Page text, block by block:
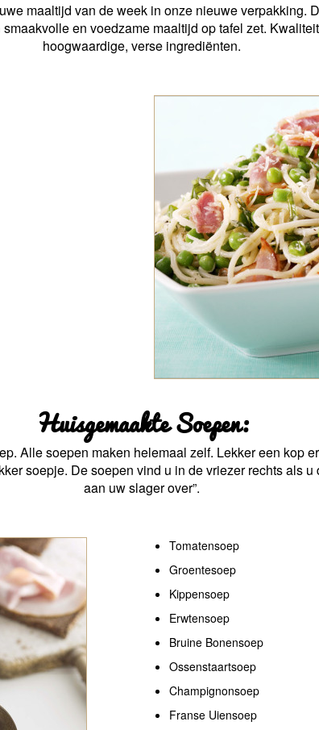
maaltijd van de week in onze nieuwe verpakking.
en voedzame maaltijd op tafel zet.
hoogwaardige, verse ingrediënten.
Huisgemaakte Soepen:
Alle soepen maken helemaal zelf. Lekker een kop
soepje. De soepen vind u in de vriezer rechts als
aan uw slager over”.
Tomatensoep
Groentesoep
Kippensoep
Erwtensoep
Bruine Bonensoep
Ossenstaartsoep
Champignonsoep
Franse Uiensoep